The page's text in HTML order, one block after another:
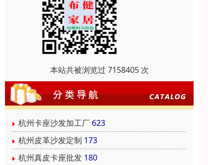
本站共被浏览过 7158405 次
杭州卡座沙发加工厂 623
杭州皮革沙发定制 173
杭州真皮卡座批发 180